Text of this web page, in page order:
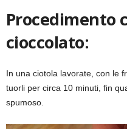
Procedimento
cioccolato:
In una ciotola lavorate, con le
tuorli per circa 10 minuti, fin
spumoso.